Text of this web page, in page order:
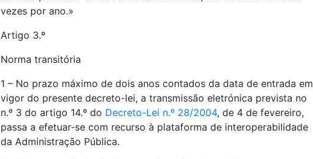
vezes por ano.»
Artigo 3.º
Norma transitória
1 – No prazo máximo de dois anos contados da data de entrada em
vigor do presente decreto-lei, a transmissão eletrónica prevista no
n.º 3 do artigo 14.º do Decreto-Lei n.º 28/2004, de 4 de fevereiro,
passa a efetuar-se com recurso à plataforma de interoperabilidade
da Administração Pública.